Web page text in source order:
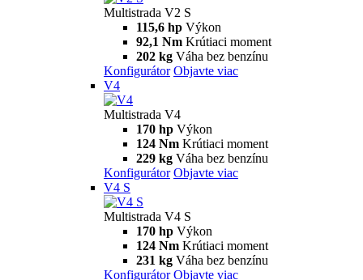
Multistrada V2 S
115,6 hp Výkon
92,1 Nm Krútiaci moment
202 kg Váha bez benzínu
Konfigurátor Objavte viac
V4
Multistrada V4
170 hp Výkon
124 Nm Krútiaci moment
229 kg Váha bez benzínu
Konfigurátor Objavte viac
V4 S
Multistrada V4 S
170 hp Výkon
124 Nm Krútiaci moment
231 kg Váha bez benzínu
Konfigurátor Objavte viac